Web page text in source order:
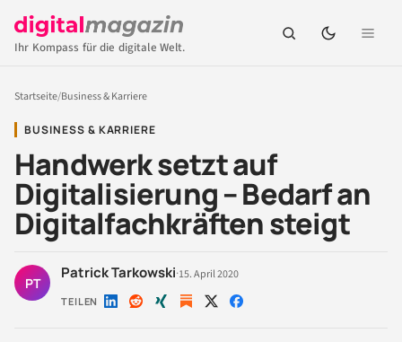
Ihr Kompass für die digitale Welt.
Startseite/Business & Karriere
BUSINESS & KARRIERE
Handwerk setzt auf
Digitalisierung – Bedarf an
Digitalfachkräften steigt
PT
Patrick Tarkowski·15. April 2020
TEILEN Auf Auf Auf Auf Auf